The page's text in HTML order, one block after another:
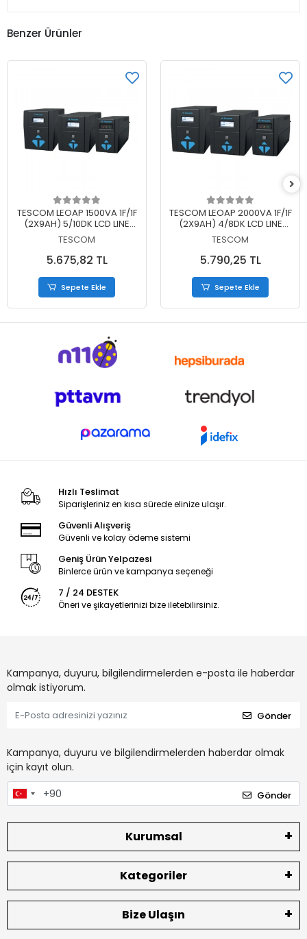
Benzer Ürünler
Sepete Ekle
TESCOM LEOAP 1500VA 1F/1F
(2X9AH) 5/10DK LCD LINE
INTERAKTIF UPS
TESCOM
5.675,82 TL
Sepete Ekle
Sepete Ekle
TESCOM LEOAP 2000VA 1F/1F
(2X9AH) 4/8DK LCD LINE
INTERAKTIF UPS
TESCOM
5.790,25 TL
Sepete Ekle
Hızlı Teslimat
Siparişleriniz en kısa sürede elinize ulaşır.
Güvenli Alışveriş
Güvenli ve kolay ödeme sistemi
Geniş Ürün Yelpazesi
Binlerce ürün ve kampanya seçeneği
7 / 24 DESTEK
Öneri ve şikayetlerinizi bize iletebilirsiniz.
Kampanya, duyuru, bilgilendirmelerden e-posta ile haberdar
olmak istiyorum.
Gönder
Kampanya, duyuru ve bilgilendirmelerden haberdar olmak
için kayıt olun.
Gönder
Kurumsal
Kategoriler
Bize Ulaşın